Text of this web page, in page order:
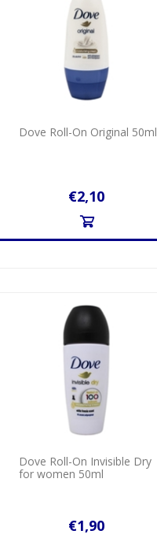
Dove Roll-On Original 50ml
€2,10
Dove Roll-On Invisible Dry
for women 50ml
€1,90